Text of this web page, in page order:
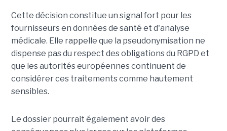
Cette décision constitue un signal fort pour les
fournisseurs en données de santé et d'analyse
médicale. Elle rappelle que la pseudonymisation ne
dispense pas du respect des obligations du RGPD et
que les autorités européennes continuent de
considérer ces traitements comme hautement
sensibles.
Le dossier pourrait également avoir des